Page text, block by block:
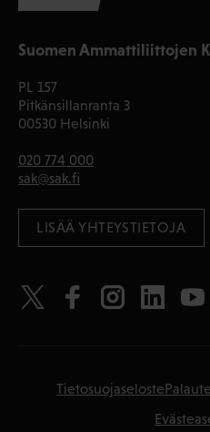
Suomen Ammattiliittojen
PL 157
Pitkänsillanranta 3
00530 Helsinki
020 774 000
sak@sak.fi
LISÄÄ YHTEYSTIETOJA
Tietosuojaseloste Palaute